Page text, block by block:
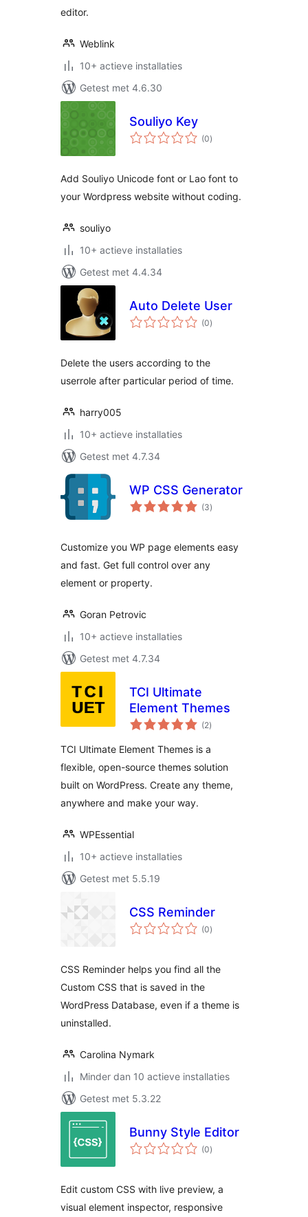
editor.
Weblink
10+ actieve installaties
Getest met 4.6.30
Souliyo Key
(0totaal
waarderingen
)
Add Souliyo Unicode font or Lao font to
your Wordpress website without coding.
souliyo
10+ actieve installaties
Getest met 4.4.34
Auto Delete User
(0totaal
waarderingen
)
Delete the users according to the
userrole after particular period of time.
harry005
10+ actieve installaties
Getest met 4.7.34
WP CSS Generator
(3totaal
waarderingen
)
Customize you WP page elements easy
and fast. Get full control over any
element or property.
Goran Petrovic
10+ actieve installaties
Getest met 4.7.34
TCI Ultimate
Element Themes
(2totaal
waarderingen
)
TCI Ultimate Element Themes is a
flexible, open-source themes solution
built on WordPress. Create any theme,
anywhere and make your way.
WPEssential
10+ actieve installaties
Getest met 5.5.19
CSS Reminder
(0totaal
waarderingen
)
CSS Reminder helps you find all the
Custom CSS that is saved in the
WordPress Database, even if a theme is
uninstalled.
Carolina Nymark
Minder dan 10 actieve installaties
Getest met 5.3.22
Bunny Style Editor
(0totaal
waarderingen
)
Edit custom CSS with live preview, a
visual element inspector, responsive